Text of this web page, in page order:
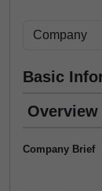
Basic
Overview
Company Brief